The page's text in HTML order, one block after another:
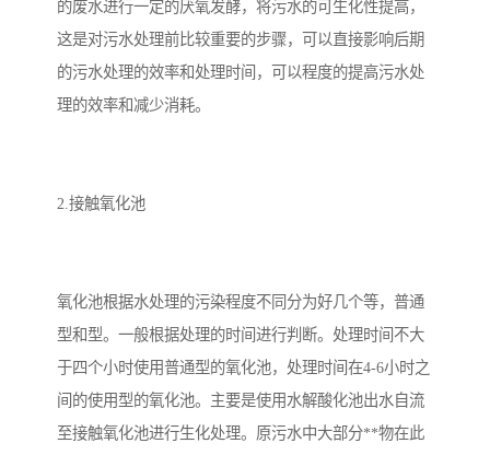
的废水进行一定的厌氧发酵，将污水的可生化性提高，
这是对污水处理前比较重要的步骤，可以直接影响后期
的污水处理的效率和处理时间，可以程度的提高污水处
理的效率和减少消耗。
2.接触氧化池
氧化池根据水处理的污染程度不同分为好几个等，普通
型和型。一般根据处理的时间进行判断。处理时间不大
于四个小时使用普通型的氧化池，处理时间在4-6小时之
间的使用型的氧化池。主要是使用水解酸化池出水自流
至接触氧化池进行生化处理。原污水中大部分**物在此